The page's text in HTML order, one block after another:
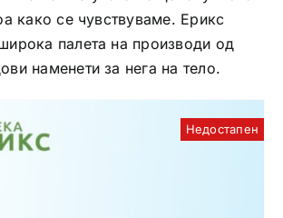
како се чувствуваме. Ерикс
палета на производи од
наменети за нега на тело.
Недостапен